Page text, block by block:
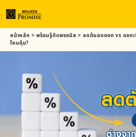
Skip
main
หน้าหลัก > พร้อมรู้กับพรอมิส > ลดต้นลดดอก vs ดอกเ
ไหนคุ้ม?